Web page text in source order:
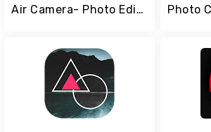
Air Camera- Photo Editor, Collage, Filter